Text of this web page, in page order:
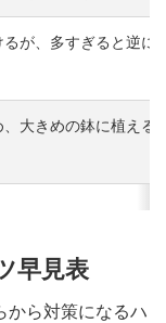
が、多すぎると逆に
大きめの鉢に植える
早見表
から対策になるハ